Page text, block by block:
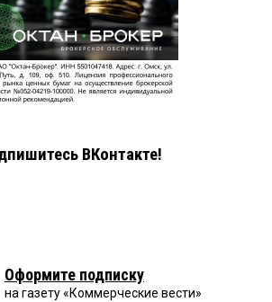
ВКонтакте!
Оформите подписку
на газету «Коммерческие вести»